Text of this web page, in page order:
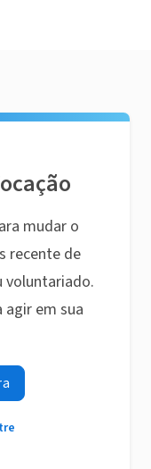
mudar o
recente de
voluntariado.
agir em sua